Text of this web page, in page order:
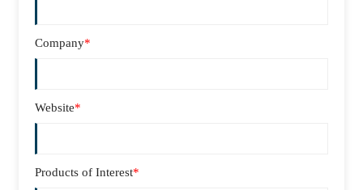
Company*
Website*
Products of Interest*